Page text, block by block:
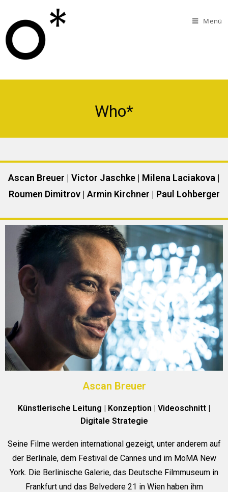
Menü
Who*
Ascan Breuer | Victor Jaschke | Milena Laciakova |
Roumen Dimitrov | Armin Kirchner | Paul Lohberger
Ascan Breuer
Künstlerische Leitung | Konzeption | Videoschnitt |
Digitale Strategie
Seine Filme werden international gezeigt, unter anderem auf
der Berlinale, dem Festival de Cannes und im MoMA New
York. Die Berlinische Galerie, das Deutsche Filmmuseum in
Frankfurt und das Belvedere 21 in Wien haben ihm